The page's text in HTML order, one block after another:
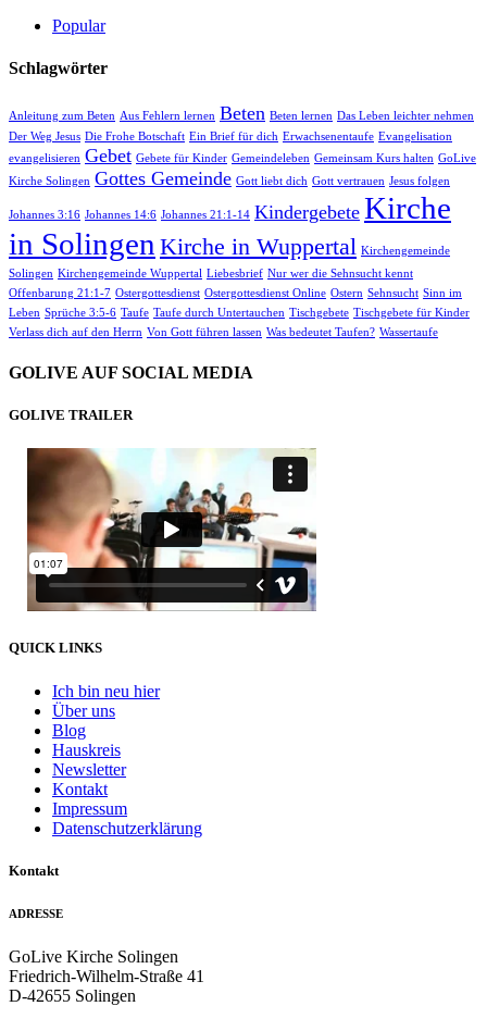
Popular
Schlagwörter
Anleitung zum Beten Aus Fehlern lernen Beten Beten lernen Das Leben leichter nehmen
Der Weg Jesus Die Frohe Botschaft Ein Brief für dich Erwachsenentaufe Evangelisation
evangelisieren Gebet Gebete für Kinder Gemeindeleben Gemeinsam Kurs halten GoLive
Kirche Solingen Gottes Gemeinde Gott liebt dich Gott vertrauen Jesus folgen
Johannes 3:16 Johannes 14:6 Johannes 21:1-14 Kindergebete Kirche
in Solingen Kirche in Wuppertal Kirchengemeinde
Solingen Kirchengemeinde Wuppertal Liebesbrief Nur wer die Sehnsucht kennt
Offenbarung 21:1-7 Ostergottesdienst Ostergottesdienst Online Ostern Sehnsucht Sinn im
Leben Sprüche 3:5-6 Taufe Taufe durch Untertauchen Tischgebete Tischgebete für Kinder
Verlass dich auf den Herrn Von Gott führen lassen Was bedeutet Taufen? Wassertaufe
GOLIVE AUF SOCIAL MEDIA
GOLIVE TRAILER
QUICK LINKS
Ich bin neu hier
Über uns
Blog
Hauskreis
Newsletter
Kontakt
Impressum
Datenschutzerklärung
Kontakt
ADRESSE
GoLive Kirche Solingen
Friedrich-Wilhelm-Straße 41
D-42655 Solingen